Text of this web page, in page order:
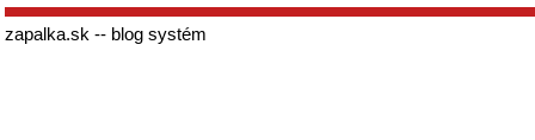
zapalka.sk -- blog systém